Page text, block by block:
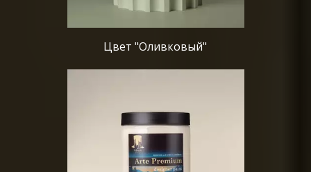
Цвет "Оливковый"